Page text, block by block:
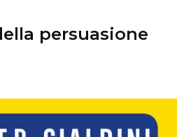
persuasione